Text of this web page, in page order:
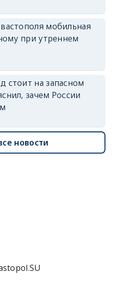
мобильная
при утреннем
стоит на запасном
зачем России
новости